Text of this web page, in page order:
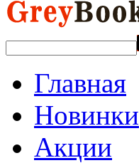
Главная
Новинки
Акции